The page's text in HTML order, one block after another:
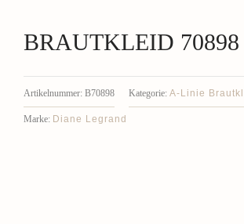
BRAUTKLEID 70898
Artikelnummer: B70898 Kategorie: A-Linie
Marke: Diane Legrand